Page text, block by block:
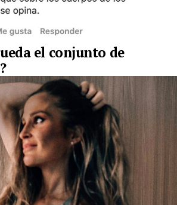
el conjunto de